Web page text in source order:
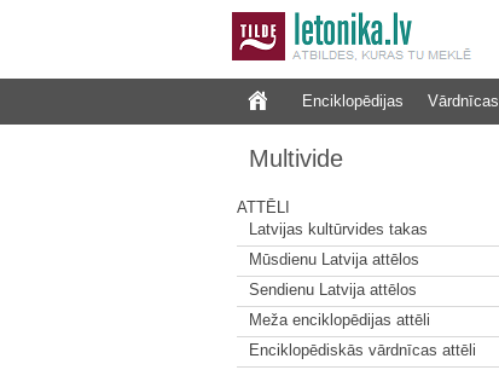
Enciklopēdijas Vārdnīcas
Multivide
ATTĒLI
Latvijas kultūrvides takas
Mūsdienu Latvija attēlos
Sendienu Latvija attēlos
Meža enciklopēdijas attēli
Enciklopēdiskās vārdnīcas attēli